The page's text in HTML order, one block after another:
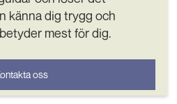
känna dig trygg och
mest för dig.
oss